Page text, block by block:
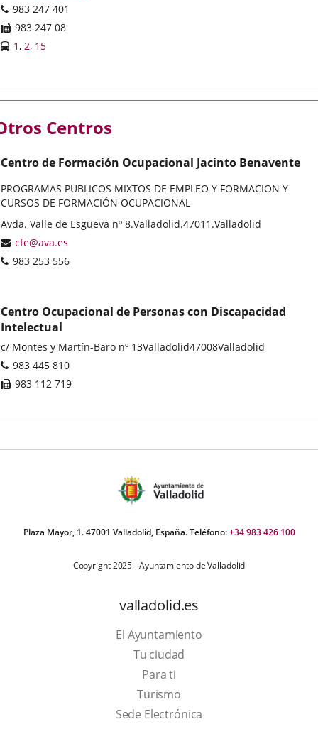
Phones
983 247 401
Fax
983 247 08
Líneas
1 Enlace
aplicación
externa.
, 2 Enlace
aplicación
externa.
, 15Enlace
aplicación
externa.
Centros
Centro de Formación Ocupacional Jacinto Benavente
PROGRAMAS PUBLICOS MIXTOS DE EMPLEO Y FORMACION Y
CURSOS DE FORMACIÓN OCUPACIONAL
Postal
address
Avda. Valle de Esgueva nº 8.Valladolid.47011.Valladolid
Email
cfe@ava.es
Phones
983 253 556
Centro Ocupacional de Personas con Discapacidad
Intelectual
Postal
address
c/ Montes y Martín-Baro nº 13Valladolid47008Valladolid
Phones
983 445 810
Fax
983 112 719
Plaza Mayor, 1. 47001 Valladolid, España. Teléfono:+34 983 426 100
Copyright 2025 - Ayuntamiento de Valladolid
valladolid.es
El Ayuntamiento
Tu ciudad
Para ti
TurismoThis
link
Sede Electrónica